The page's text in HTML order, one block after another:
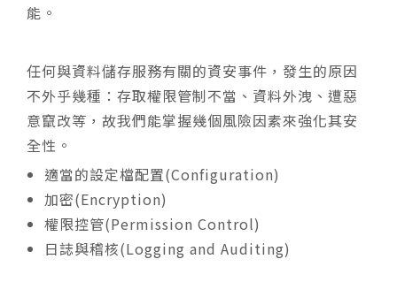
能。
任何與資料儲存服務有關的資安事件，發生的原因
不外乎幾種：存取權限管制不當、資料外洩、遭惡
意竄改等，故我們能掌握幾個風險因素來強化其安
全性。
適當的設定檔配置(Configuration)
加密(Encryption)
權限控管(Permission Control)
日誌與稽核(Logging and Auditing)